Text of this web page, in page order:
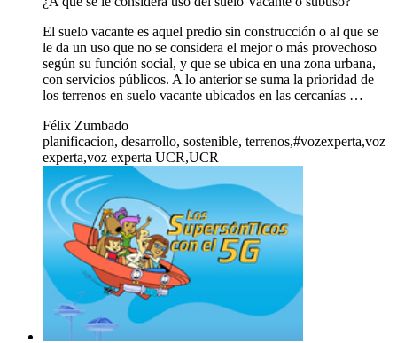
El suelo vacante es aquel predio sin construcción o al que se
le da un uso que no se considera el mejor o más provechoso
según su función social, y que se ubica en una zona urbana,
con servicios públicos. A lo anterior se suma la prioridad de
los terrenos en suelo vacante ubicados en las cercanías …
Félix Zumbado
planificacion, desarrollo, sostenible, terrenos,#vozexperta,voz
experta,voz experta UCR,UCR